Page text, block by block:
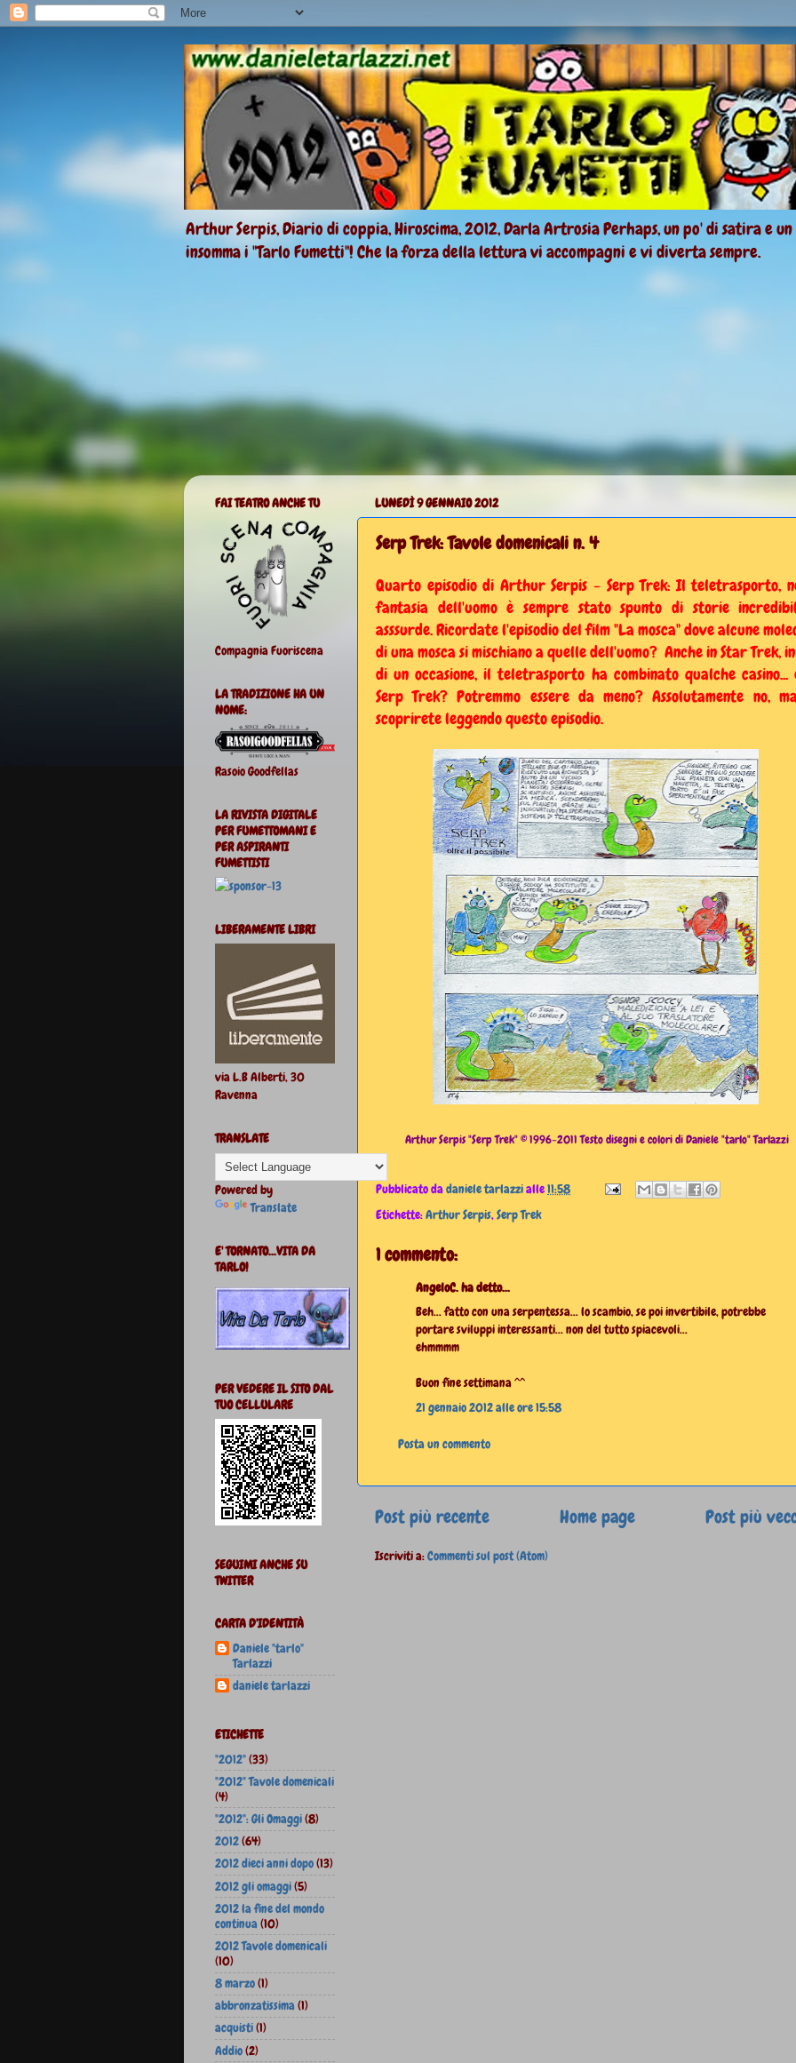
Arthur Serpis, Diario di coppia, Hiroscima, 2012, Darla Artrosia Perhaps, un po' di satira e
insomma i "Tarlo Fumetti"! Che la forza della lettura vi accompagni e vi diverta sempre.
LUNEDÌ 9 GENNAIO 2012
Serp Trek: Tavole domenicali n. 4
Quarto episodio di Arthur Serpis - Serp Trek: Il teletrasporto,
fantasia dell'uomo è sempre stato spunto di storie
asssurde. Ricordate l'episodio del film "La mosca" dove alcune
di una mosca si mischiano a quelle dell'uomo? Anche in Star Trek,
di un occasione, il teletrasporto ha combinato qualche casino...
Serp Trek? Potremmo essere da meno? Assolutamente no,
scoprirete leggendo questo episodio.
Arthur Serpis "Serp Trek"© 1996-2011 Testo disegni e colori di Daniele "tarlo" Tarlazzi
Pubblicato dadaniele tarlazzialle11:58
Etichette:Arthur Serpis,Serp Trek
1 commento:
AngeloC. ha detto...
Beh... fatto con una serpentessa... lo scambio, se poi invertibile, potrebbe
portare sviluppi interessanti... non del tutto spiacevoli...
ehmmmm
Buon fine settimana ^^
21 gennaio 2012 alle ore 15:58
Posta un commento
Post più recente Post più
Home page
Iscriviti a:Commenti sul post (Atom)
FAI TEATRO ANCHE TU
Compagnia Fuoriscena
LA TRADIZIONE HA UN
NOME:
Rasoio Goodfellas
LA RIVISTA DIGITALE
PER FUMETTOMANI E
PER ASPIRANTI
FUMETTISTI
LIBERAMENTE LIBRI
via L.B Alberti, 30
Ravenna
TRANSLATE
Powered by
Translate
E' TORNATO...VITA DA
TARLO!
PER VEDERE IL SITO DAL
TUO CELLULARE
SEGUIMI ANCHE SU
TWITTER
CARTA D'IDENTITÀ
Daniele "tarlo"
Tarlazzi
daniele tarlazzi
ETICHETTE
"2012"(33)
"2012" Tavole domenicali
(4)
"2012": Gli Omaggi(8)
2012(64)
2012 dieci anni dopo(13)
2012 gli omaggi(5)
2012 la fine del mondo
continua(10)
2012 Tavole domenicali
(10)
8 marzo(1)
abbronzatissima(1)
acquisti(1)
Addio(2)